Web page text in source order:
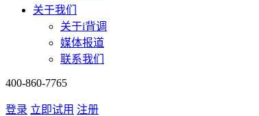
关于我们
关于i背调
媒体报道
联系我们
400-860-7765
登录 立即试用 注册